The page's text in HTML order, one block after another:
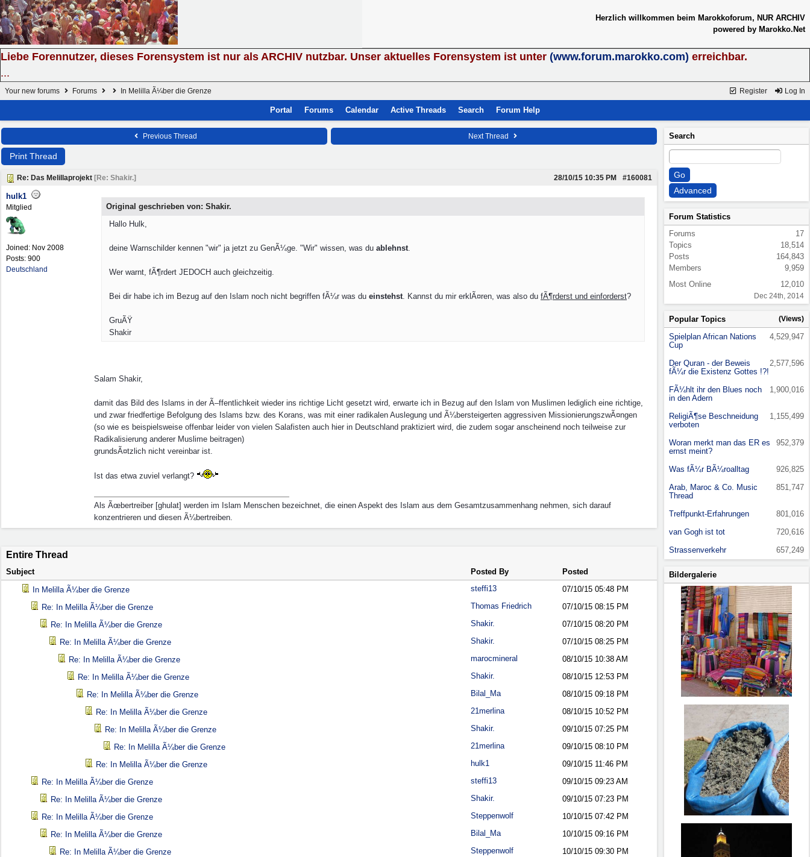
Herzlich willkommen beim Marokkoforum, NUR ARCHIV
powered by Marokko.Net
Liebe Forennutzer, dieses Forensystem ist nur als ARCHIV nutzbar. Unser aktuelles Forensystem ist unter (www.forum.marokko.com) erreichbar.
...
Register Log In
Your new forums Forums In Melilla Ã¼ber die Grenze
Portal Forums Calendar Active Threads Search Forum Help
Previous Thread Next Thread
Print Thread
Re: Das Melillaprojekt [Re: Shakir.] #160081
28/10/15 10:35 PM
hulk1
Mitglied
Joined: Nov 2008
Posts: 900
Deutschland
Original geschrieben von: Shakir.
Hallo Hulk,
deine Warnschilder kennen "wir" ja jetzt zu GenÃ¼ge. "Wir" wissen, was du ablehnst.
Wer warnt, fÃ¶rdert JEDOCH auch gleichzeitig.
Bei dir habe ich im Bezug auf den Islam noch nicht begriffen fÃ¼r was du einstehst. Kannst du mir erklÃ¤ren, was also du fÃ¶rderst und einforderst?
GruÃŸ
Shakir
Salam Shakir,
damit das Bild des Islams in der Ã–ffentlichkeit wieder ins richtige Licht gesetzt wird, erwarte ich in Bezug auf den Islam von Muslimen lediglich eine richtige,
und zwar friedfertige Befolgung des Islams bzw. des Korans, was mit einer radikalen Auslegung und Ã¼bersteigerten aggressiven MissionierungszwÃ¤ngen
(so wie es beispielsweise offenbar leider von vielen Salafisten auch hier in Deutschland praktiziert wird, die zudem sogar anscheinend noch teilweise zur
Radikalisierung anderer Muslime beitragen)
grundsÃ¤tzlich nicht vereinbar ist.
Ist das etwa zuviel verlangt?
Als Ãœbertreiber [ghulat] werden im Islam Menschen bezeichnet, die einen Aspekt des Islam aus dem Gesamtzusammenhang nehmen, sich darauf
konzentrieren und diesen Ã¼bertreiben.
Entire Thread
Subject Posted By
Posted
In Melilla Ã¼ber die Grenze
steffi13 07/10/15 05:48 PM
Re: In Melilla Ã¼ber die Grenze
Thomas Friedrich 07/10/15 08:15 PM
Re: In Melilla Ã¼ber die Grenze
Shakir. 07/10/15 08:20 PM
Re: In Melilla Ã¼ber die Grenze
Shakir. 07/10/15 08:25 PM
Re: In Melilla Ã¼ber die Grenze
marocmineral 08/10/15 10:38 AM
Re: In Melilla Ã¼ber die Grenze
Shakir. 08/10/15 12:53 PM
Re: In Melilla Ã¼ber die Grenze
Bilal_Ma 08/10/15 09:18 PM
Re: In Melilla Ã¼ber die Grenze
21merlina 08/10/15 10:52 PM
Re: In Melilla Ã¼ber die Grenze
Shakir. 09/10/15 07:25 PM
Re: In Melilla Ã¼ber die Grenze
21merlina 09/10/15 08:10 PM
Re: In Melilla Ã¼ber die Grenze
hulk1 09/10/15 11:46 PM
Re: In Melilla Ã¼ber die Grenze
steffi13 09/10/15 09:23 AM
Re: In Melilla Ã¼ber die Grenze
Shakir. 09/10/15 07:23 PM
Re: In Melilla Ã¼ber die Grenze
Steppenwolf 10/10/15 07:42 PM
Re: In Melilla Ã¼ber die Grenze
Bilal_Ma 10/10/15 09:16 PM
Re: In Melilla Ã¼ber die Grenze
Steppenwolf 10/10/15 09:30 PM
Search
Forum Statistics
Forums
17
Topics
18,514
Posts
164,843
Members
9,959
Most Online
12,010
Dec 24th, 2014
Popular Topics (Views)
4,529,947
Spielplan African Nations
Cup
2,577,596
Der Quran - der Beweis
fÃ¼r die Existenz Gottes !?!
1,900,016
FÃ¼hlt ihr den Blues noch
in den Adern
1,155,499
ReligiÃ¶se Beschneidung
verboten
952,379
Woran merkt man das ER es
ernst meint?
926,825
Was fÃ¼r BÃ¼roalltag
851,747
Arab, Maroc & Co. Music
Thread
801,016
Treffpunkt-Erfahrungen
720,616
van Gogh ist tot
657,249
Strassenverkehr
Bildergalerie